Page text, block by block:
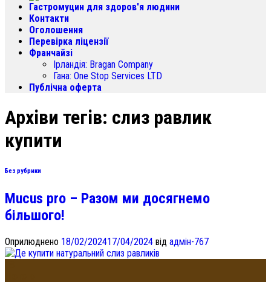
Гастромуцин для здоров'я людини
Контакти
Оголошення
Перевірка ліцензії
Франчайзі
Ірландія: Bragan Company
Гана: One Stop Services LTD
Публічна оферта
Архіви тегів: слиз равлик
купити
Без рубрики
Mucus pro – Разом ми досягнемо
більшого!
Оприлюднено 18/02/202417/04/2024 від адмін-767